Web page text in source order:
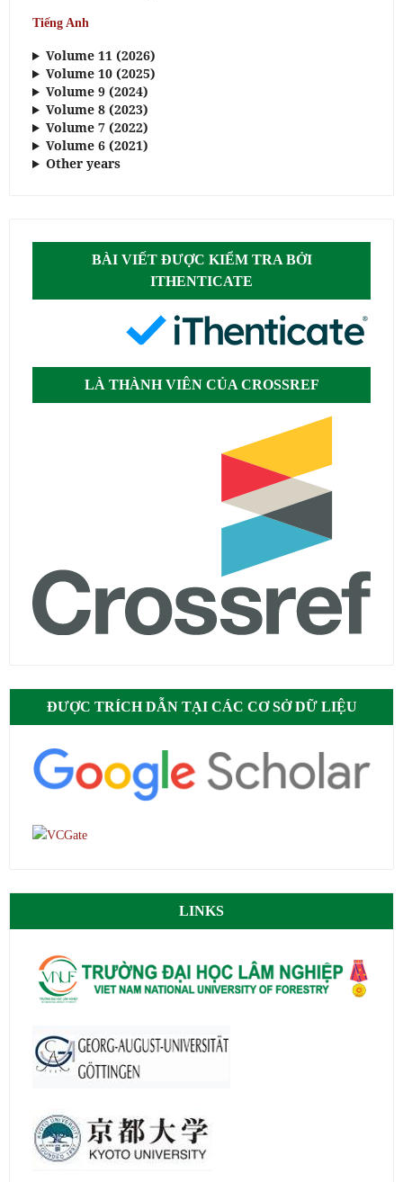
Tiếng Anh
Volume 11 (2026)
Volume 10 (2025)
Volume 9 (2024)
Volume 8 (2023)
Volume 7 (2022)
Volume 6 (2021)
Other years
BÀI VIẾT ĐƯỢC KIỂM TRA BỞI
ITHENTICATE
LÀ THÀNH VIÊN CỦA CROSSREF
ĐƯỢC TRÍCH DẪN TẠI CÁC CƠ SỞ DỮ LIỆU
LINKS